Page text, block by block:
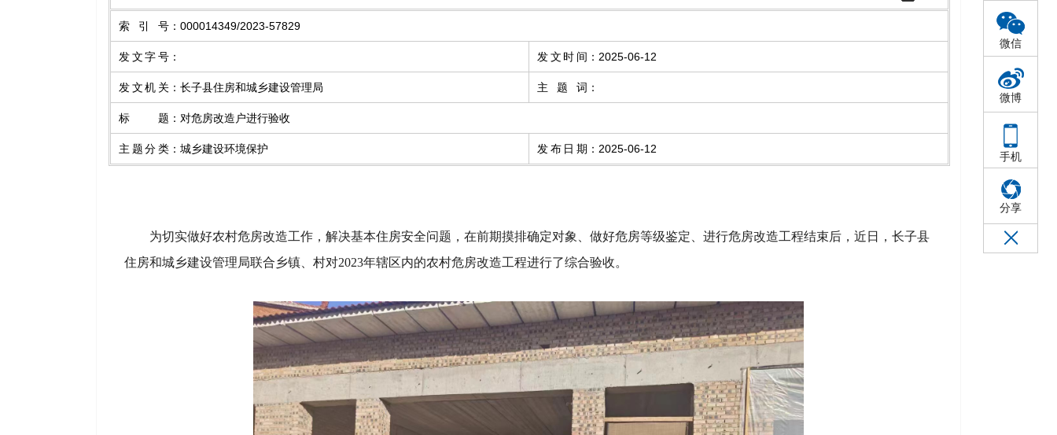
微信
微博
手机
分享
索引号 ： 000014349/2023-57829
发文字号 ： 发文时间 ： 2025-06-12
发文机关 ： 长子县住房和城乡建设管理局 主题词 ：
标题 ： 对危房改造户进行验收
主题分类 ： 城乡建设环境保护 发布日期 ： 2025-06-12
为切实做好农村危房改造工作，解决基本住房安全问题，在前期摸排确定对象、做好危房等级鉴定、进行危房改造工程结束后，近日，长子县
住房和城乡建设管理局联合乡镇、村对2023年辖区内的农村危房改造工程进行了综合验收。